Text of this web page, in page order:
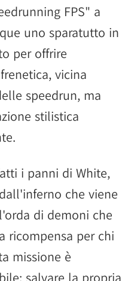
FPS" a
uno sparatutto in
per offrire
vicina
speedrun, ma
stilistica
i panni di White,
che viene
di demoni che
ricompensa per chi
missione è
salvare la propria